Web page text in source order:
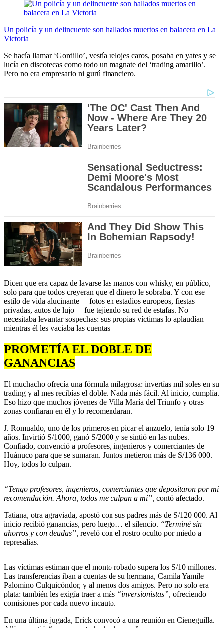
Un policía y un delincuente son hallados muertos en balacera en La
Victoria
Se hacía llamar ‘Gordillo’, vestía relojes caros, posaba en yates y se
lucía en discotecas como todo un magnate del ‘trading amarillo’.
Pero no era empresario ni gurú financiero.
Dicen que era capaz de lavarse las manos con whisky, en público,
solo para que todos creyeran que el dinero le sobraba. Y con ese
estilo de vida alucinante —fotos en estadios europeos, fiestas
privadas, autos de lujo— fue tejiendo su red de estafas. No
necesitaba levantar sospechas: sus propias víctimas lo aplaudían
mientras él les vaciaba las cuentas.
PROMETÍA EL DOBLE DE
GANANCIAS
El muchacho ofrecía una fórmula milagrosa: invertías mil soles en su
trading y al mes recibías el doble. Nada más fácil. Al inicio, cumplía.
Eso hizo que muchos jóvenes de Villa María del Triunfo y otras
zonas confiaran en él y lo recomendaran.
J. Romualdo, uno de los primeros en picar el anzuelo, tenía solo 19
años. Invirtió S/1000, ganó S/2000 y se sintió en las nubes.
Confiado, convenció a profesores, ingenieros y comerciantes de
Huánuco para que se sumaran. Juntos metieron más de S/136 000.
Hoy, todos lo culpan.
“Tengo profesores, ingenieros, comerciantes que depositaron por mi
recomendación. Ahora, todos me culpan a mí”, contó afectado.
Tatiana, otra agraviada, apostó con sus padres más de S/120 000. Al
inicio recibió ganancias, pero luego… el silencio. “Terminé sin
ahorros y con deudas”, reveló con el rostro oculto por miedo a
represalias.
Las víctimas estiman que el monto robado supera los S/10 millones.
Las transferencias iban a cuentas de su hermana, Camila Yamile
Palomino Culquicóndor, y al menos dos amigos. Pero no solo era
plata: también les exigía traer a más “inversionistas”, ofreciendo
comisiones por cada nuevo incauto.
En una última jugada, Erick convocó a una reunión en Cieneguilla.